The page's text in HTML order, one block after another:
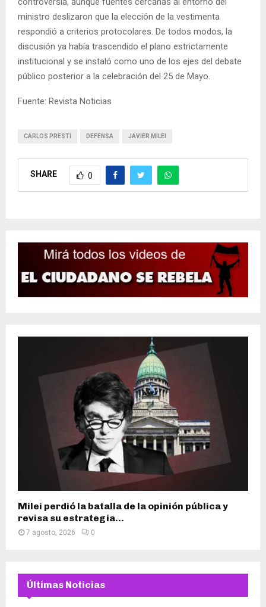
ministro deslizaron que la elección de la vestimenta
respondió a criterios protocolares. De todos modos, la
discusión ya había trascendido el plano estrictamente
institucional y se instaló como uno de los ejes del debate
público posterior a la celebración del 25 de Mayo.
Fuente: Revista Noticias
CARLOS PRESTI DEFENSA JAVIER MILEI
SHARE 0
Milei perdió la batalla de la opinión pública y
revisa su estrategia...
7 agosto, 2026 0
Últimas Noticias